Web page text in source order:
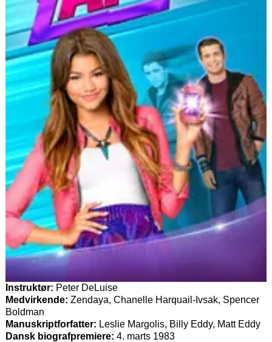
Instruktør: Peter DeLuise
Medvirkende: Zendaya, Chanelle Harquail-Ivsak, Spencer
Boldman
Manuskriptforfatter: Leslie Margolis, Billy Eddy, Matt Eddy
Dansk biografpremiere: 4. marts 1983